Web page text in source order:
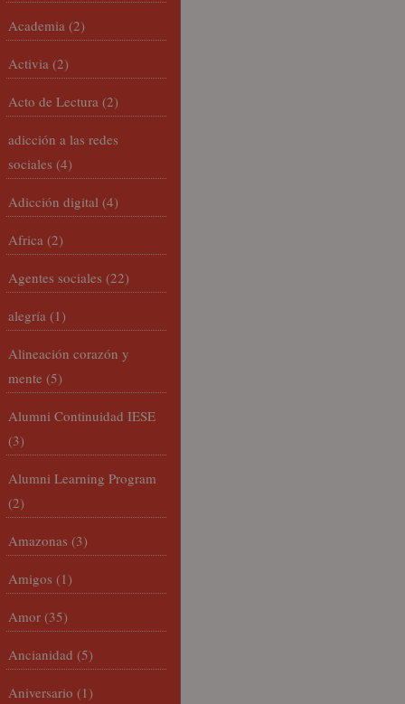
Academia (2)
Activia (2)
Acto de Lectura (2)
adicción a las redes
sociales (4)
Adicción digital (4)
Africa (2)
Agentes sociales (22)
alegría (1)
Alineación corazón y
mente (5)
Alumni Continuidad IESE
(3)
Alumni Learning Program
(2)
Amazonas (3)
Amigos (1)
Amor (35)
Ancianidad (5)
Aniversario (1)